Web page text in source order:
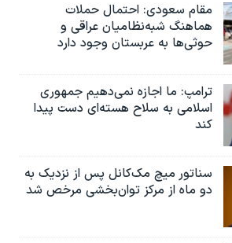
مقام سعودی: احتمال حملات
هماهنگ شبه‌نظامیان عراقی و
حوثی‌ها به عربستان وجود دارد
ترامپ: ما اجازه نمی‌دهیم جمهوری
اسلامی به سلاح هسته‌ای دست پیدا
کند
سناتور میچ مک‌کانل پس از نزدیک به
دو ماه از مرکز توان‌بخشی مرخص شد